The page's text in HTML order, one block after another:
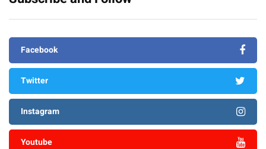
Facebook
Twitter
Instagram
Youtube